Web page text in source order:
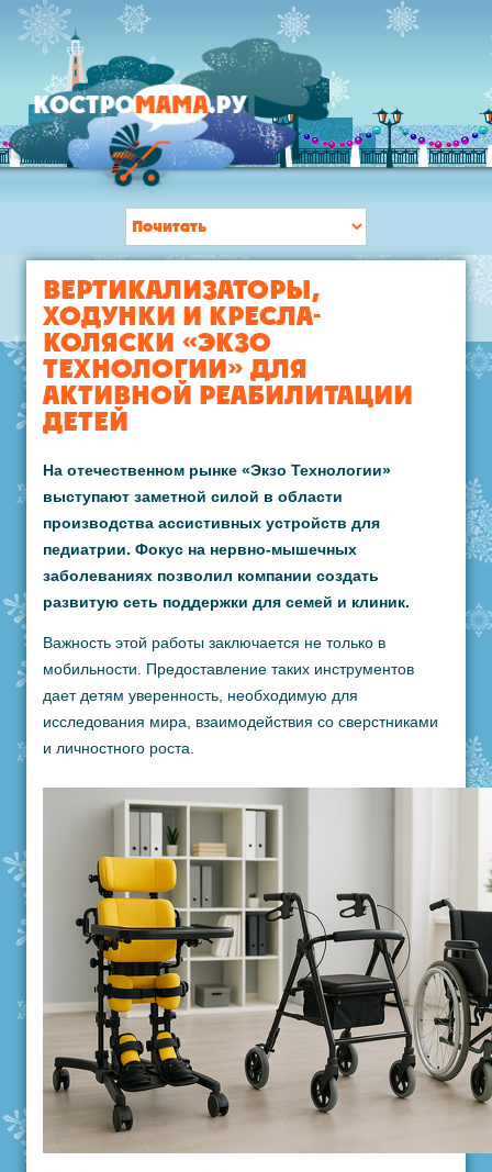
ВЕРТИКАЛИЗАТОРЫ,
ХОДУНКИ И КРЕСЛА-
КОЛЯСКИ «ЭКЗО
ТЕХНОЛОГИИ» ДЛЯ
АКТИВНОЙ РЕАБИЛИТАЦИИ
ДЕТЕЙ
На отечественном рынке «Экзо Технологии»
выступают заметной силой в области
производства ассистивных устройств для
педиатрии. Фокус на нервно-мышечных
заболеваниях позволил компании создать
развитую сеть поддержки для семей и клиник.
Важность этой работы заключается не только в
мобильности. Предоставление таких инструментов
дает детям уверенность, необходимую для
исследования мира, взаимодействия со сверстниками
и личностного роста.